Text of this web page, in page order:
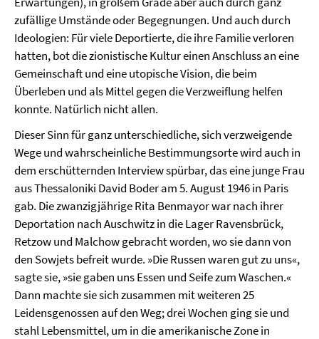
zufällige Umstände oder Begegnungen. Und auch durch
Ideologien: Für viele Deportierte, die ihre Familie verloren
hatten, bot die zionistische Kultur einen Anschluss an eine
Gemeinschaft und eine utopische Vision, die beim
Überleben und als Mittel gegen die Verzweiflung helfen
konnte. Natürlich nicht allen.
Dieser Sinn für ganz unterschiedliche, sich verzweigende
Wege und wahrscheinliche Bestimmungsorte wird auch in
dem erschütternden Interview spürbar, das eine junge Frau
aus Thessaloniki David Boder am 5. August 1946 in Paris
gab. Die zwanzigjährige Rita Ben­mayor war nach ihrer
Deportation nach Auschwitz in die Lager Ravensbrück,
Retzow und Malchow gebracht worden, wo sie dann von
den Sowjets befreit wurde. »Die Russen waren gut zu uns«,
sagte sie, »sie gaben uns Essen und Seife zum Waschen.«
Dann machte sie sich zusammen mit weiteren 25
Leidensgenossen auf den Weg; drei Wochen ging sie und
stahl Lebensmittel, um in die amerikanische Zone in